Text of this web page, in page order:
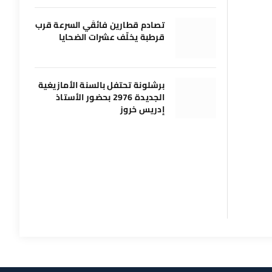
تصادم قطارين فائقَي السرعة قرب
قرطبة يخلّف عشرات الضحايا
برشلونة تحتفل بالسنة الأمازيغية
الجديدة 2976 بحضور الأستاذ
إدريس خروز